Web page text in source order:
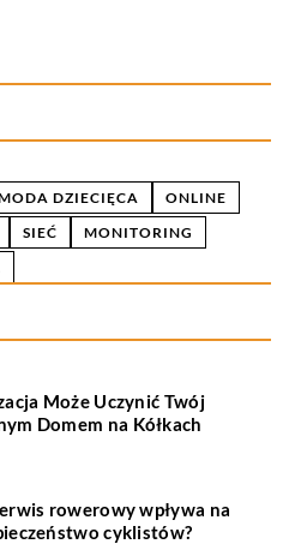
DZIECIĘCA
ONLINE
SIEĆ
MONITORING
Może Uczynić Twój
Domem na Kółkach
rowerowy wpływa na
cyklistów?